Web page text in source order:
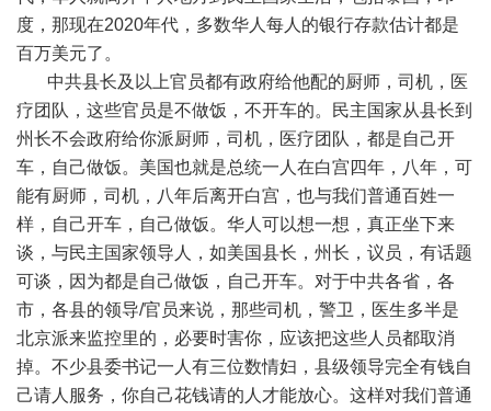
度，那现在2020年代，多数华人每人的银行存款估计都是
百万美元了。
中共县长及以上官员都有政府给他配的厨师，司机，医
疗团队，这些官员是不做饭，不开车的。民主国家从县长到
州长不会政府给你派厨师，司机，医疗团队，都是自己开
车，自己做饭。美国也就是总统一人在白宫四年，八年，可
能有厨师，司机，八年后离开白宫，也与我们普通百姓一
样，自己开车，自己做饭。华人可以想一想，真正坐下来
谈，与民主国家领导人，如美国县长，州长，议员，有话题
可谈，因为都是自己做饭，自己开车。对于中共各省，各
市，各县的领导/官员来说，那些司机，警卫，医生多半是
北京派来监控里的，必要时害你，应该把这些人员都取消
掉。不少县委书记一人有三位数情妇，县级领导完全有钱自
己请人服务，你自己花钱请的人才能放心。这样对我们普通